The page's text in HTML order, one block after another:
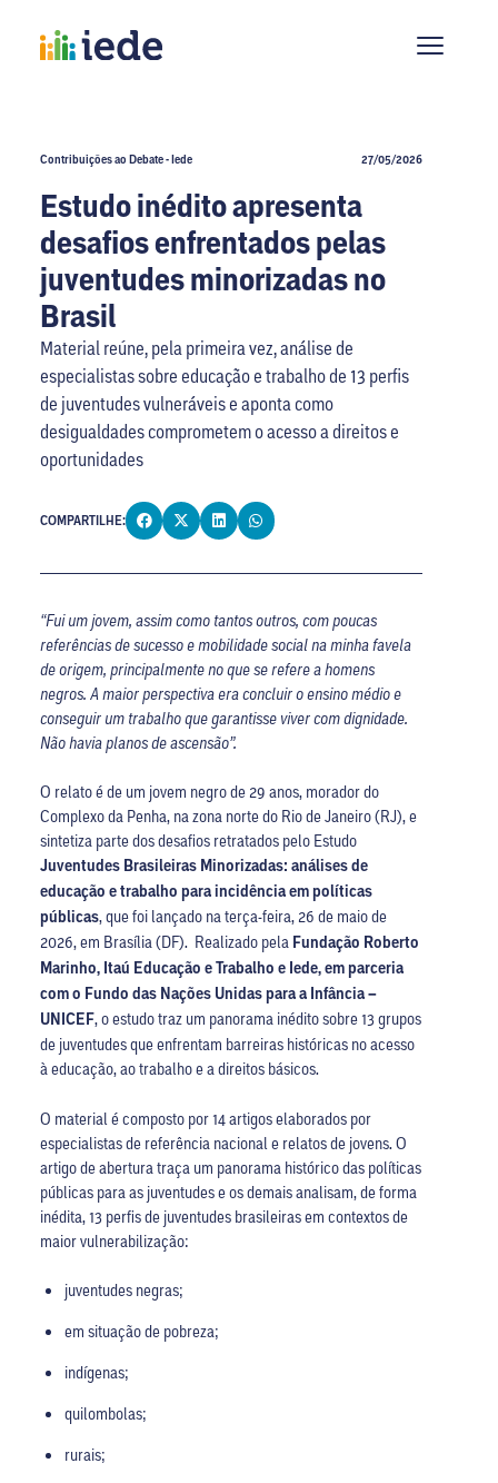
Contribuições ao Debate - Iede 27/05/2026
Estudo inédito apresenta
desafios enfrentados pelas
juventudes minorizadas no
Brasil
Material reúne, pela primeira vez, análise de
especialistas sobre educação e trabalho de 13 perfis
de juventudes vulneráveis e aponta como
desigualdades comprometem o acesso a direitos e
oportunidades
COMPARTILHE:
“Fui um jovem, assim como tantos outros, com poucas
referências de sucesso e mobilidade social na minha favela
de origem, principalmente no que se refere a homens
negros. A maior perspectiva era concluir o ensino médio e
conseguir um trabalho que garantisse viver com dignidade.
Não havia planos de ascensão”.
O relato é de um jovem negro de 29 anos, morador do
Complexo da Penha, na zona norte do Rio de Janeiro (RJ), e
sintetiza parte dos desafios retratados pelo Estudo
Juventudes Brasileiras Minorizadas: análises de
educação e trabalho para incidência em políticas
públicas, que foi lançado na terça-feira, 26 de maio de
2026, em Brasília (DF). Realizado pela Fundação Roberto
Marinho, Itaú Educação e Trabalho e Iede, em parceria
com o Fundo das Nações Unidas para a Infância –
UNICEF, o estudo traz um panorama inédito sobre 13 grupos
de juventudes que enfrentam barreiras históricas no acesso
à educação, ao trabalho e a direitos básicos.
O material é composto por 14 artigos elaborados por
especialistas de referência nacional e relatos de jovens. O
artigo de abertura traça um panorama histórico das políticas
públicas para as juventudes e os demais analisam, de forma
inédita, 13 perfis de juventudes brasileiras em contextos de
maior vulnerabilização:
juventudes negras;
em situação de pobreza;
indígenas;
quilombolas;
rurais;